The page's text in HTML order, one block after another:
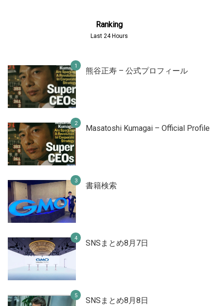
Ranking
Last 24 Hours
熊谷正寿 – 公式プロフィール
Masatoshi Kumagai – Official Profile
書籍検索
SNSまとめ8月7日
SNSまとめ8月8日